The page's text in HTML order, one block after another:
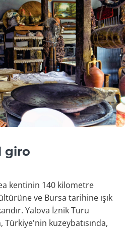
giro
kentinin 140 kilometre
ve Bursa tarihine ışık
Yalova İznik Turu
kuzeybatısında,